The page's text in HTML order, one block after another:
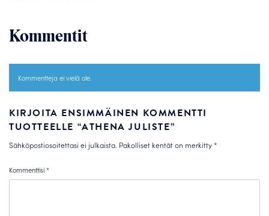
Kommentit
Kommentteja ei vielä ole.
KIRJOITA ENSIMMÄINEN KOMMENTTI
TUOTTEELLE “ATHENA JULISTE”
Sähköpostiosoitettasi ei julkaista. Pakolliset kentät on merkitty*
Kommenttisi*